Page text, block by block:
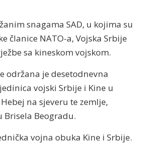
snagama SAD, u kojima su
članice NATO-a, Vojska Srbije
sa kineskom vojskom.
održana je desetodnevna
vojski Srbije i Kine u
na sjeveru te zemlje,
Beogradu.
vojna obuka Kine i Srbije.